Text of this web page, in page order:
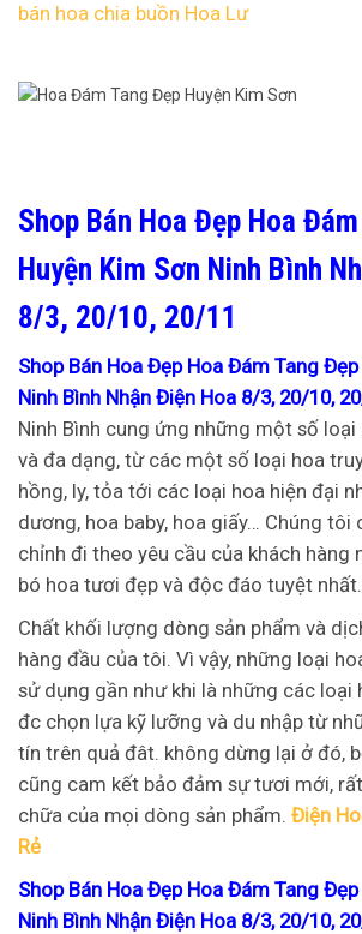
bán hoa chia buồn Hoa Lư
Shop Bán Hoa Đẹp Hoa
Huyện Kim Sơn Ninh Bình
8/3, 20/10, 20/11
Shop Bán Hoa Đẹp Hoa Đám Tang
Ninh Bình Nhận Điện Hoa 8/3, 20/10,
Ninh Bình cung ứng những một số
và đa dạng, từ các một số loại hoa
hồng, ly, tỏa tới các loại hoa hiện đại
dương, hoa baby, hoa giấy… Chúng tôi
chỉnh đi theo yêu cầu của khách hàng
bó hoa tươi đẹp và độc đáo tuyệt nhất.
Chất khối lượng dòng sản phẩm và
hàng đầu của tôi. Vì vậy, những loại
sử dụng gần như khi là những các
đc chọn lựa kỹ lưỡng và du nhập từ
tín trên quả đât. không dừng lại ở đó,
cũng cam kết bảo đảm sự tươi mới,
chữa của mọi dòng sản phẩm. Điện
Rẻ
Shop Bán Hoa Đẹp Hoa Đám Tang
Ninh Bình Nhận Điện Hoa 8/3, 20/10,